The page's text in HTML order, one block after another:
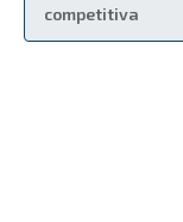
competitiva